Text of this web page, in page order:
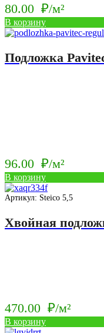
80.00 ₽/м²
В корзину
Подложка
96.00 ₽/м²
В корзину
Артикул: Steico 5,5
Хвойная
470.00 ₽/м²
В корзину